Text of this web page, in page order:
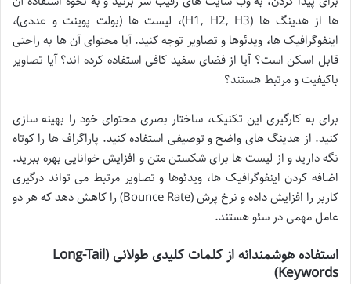
ها از هدینگ ها (H1, H2, H3)، لیست ها (بولت پوینت و عددی)،
اینفوگرافیک ها، ویدئوها و تصاویر توجه کنید. آیا محتوای آن ها به راحتی
قابل اسکن است؟ آیا از فضای سفید کافی استفاده کرده اند؟ آیا تصاویر
باکیفیت و مرتبط هستند؟
برای به کارگیری این تکنیک، ساختار بصری محتوای خود را بهینه سازی
کنید. از هدینگ های واضح و توصیفی استفاده کنید. پاراگراف ها را کوتاه
نگه دارید و از لیست ها برای شکستن متن و افزایش خوانایی بهره ببرید.
اضافه کردن اینفوگرافیک ها، ویدئوها و تصاویر مرتبط می تواند درگیری
کاربر را افزایش داده و نرخ پرش (Bounce Rate) را کاهش دهد که هر دو
عامل مهمی در سئو هستند.
استفاده هوشمندانه از کلمات کلیدی طولانی (Long-Tail
Keywords)